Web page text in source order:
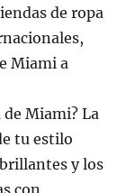
de ropa
Miami a
Miami? La
tu estilo
y los
con